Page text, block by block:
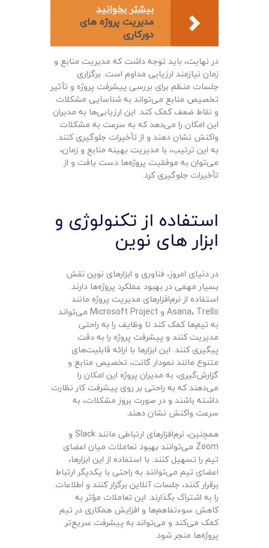
بیشتر بخوانید
مدیریت پروژه‌ های
دورکاری
در نهایت، باید توجه داشت که مدیریت منابع و
زمان نیازمند ارزیابی مداوم است. برگزاری
جلسات منظم برای بررسی پیشرفت پروژه و تأثیر
تخصیص منابع می‌تواند به شناسایی مشکلات
و نقاط ضعف کمک کند. این ارزیابی‌ها به مدیران
این امکان را می‌دهد که به سرعت به مشکلات
واکنش نشان دهند و از تأخیرات جلوگیری کنند.
به این ترتیب، با مدیریت بهینه منابع و زمان،
می‌توان به موفقیت پروژه‌ها دست یافت و از
تأخیرات جلوگیری کرد.
استفاده از تکنولوژی و
ابزار های نوین
در دنیای امروز، فناوری و ابزارهای نوین نقش
بسیار مهمی در بهبود عملکرد پروژه‌ها دارند.
استفاده از نرم‌افزارهای مدیریت پروژه مانند
Asana، Trello و Microsoft Project می‌تواند
به تیم‌ها کمک کند تا وظایف را به راحتی
مدیریت کنند و پیشرفت پروژه را به دقت
پیگیری کنند. این ابزارها با ارائه قابلیت‌های
متنوع مانند نمودار گانت، تخصیص منابع و
گزارش‌گیری، به مدیران پروژه این امکان را
می‌دهند که به راحتی بر روی پیشرفت کار نظارت
داشته باشند و در صورت بروز مشکلات، به
سرعت واکنش نشان دهند.
همچنین، نرم‌افزارهای ارتباطی مانند Slack و
Zoom می‌توانند بهبود تعاملات میان اعضای
تیم را تسهیل کنند. با استفاده از این ابزارها،
اعضای تیم می‌توانند به راحتی با یکدیگر ارتباط
برقرار کنند، جلسات آنلاین برگزار کنند و اطلاعات
را به اشتراک بگذارند. این تعاملات مؤثر به
کاهش سوءتفاهم‌ها و افزایش همکاری در تیم
کمک می‌کند و می‌تواند به پیشرفت سریع‌تر
پروژه‌ها منجر شود.